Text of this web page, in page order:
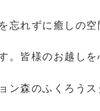
忘れずに癒しの
。皆様のお越し
のふくろうス